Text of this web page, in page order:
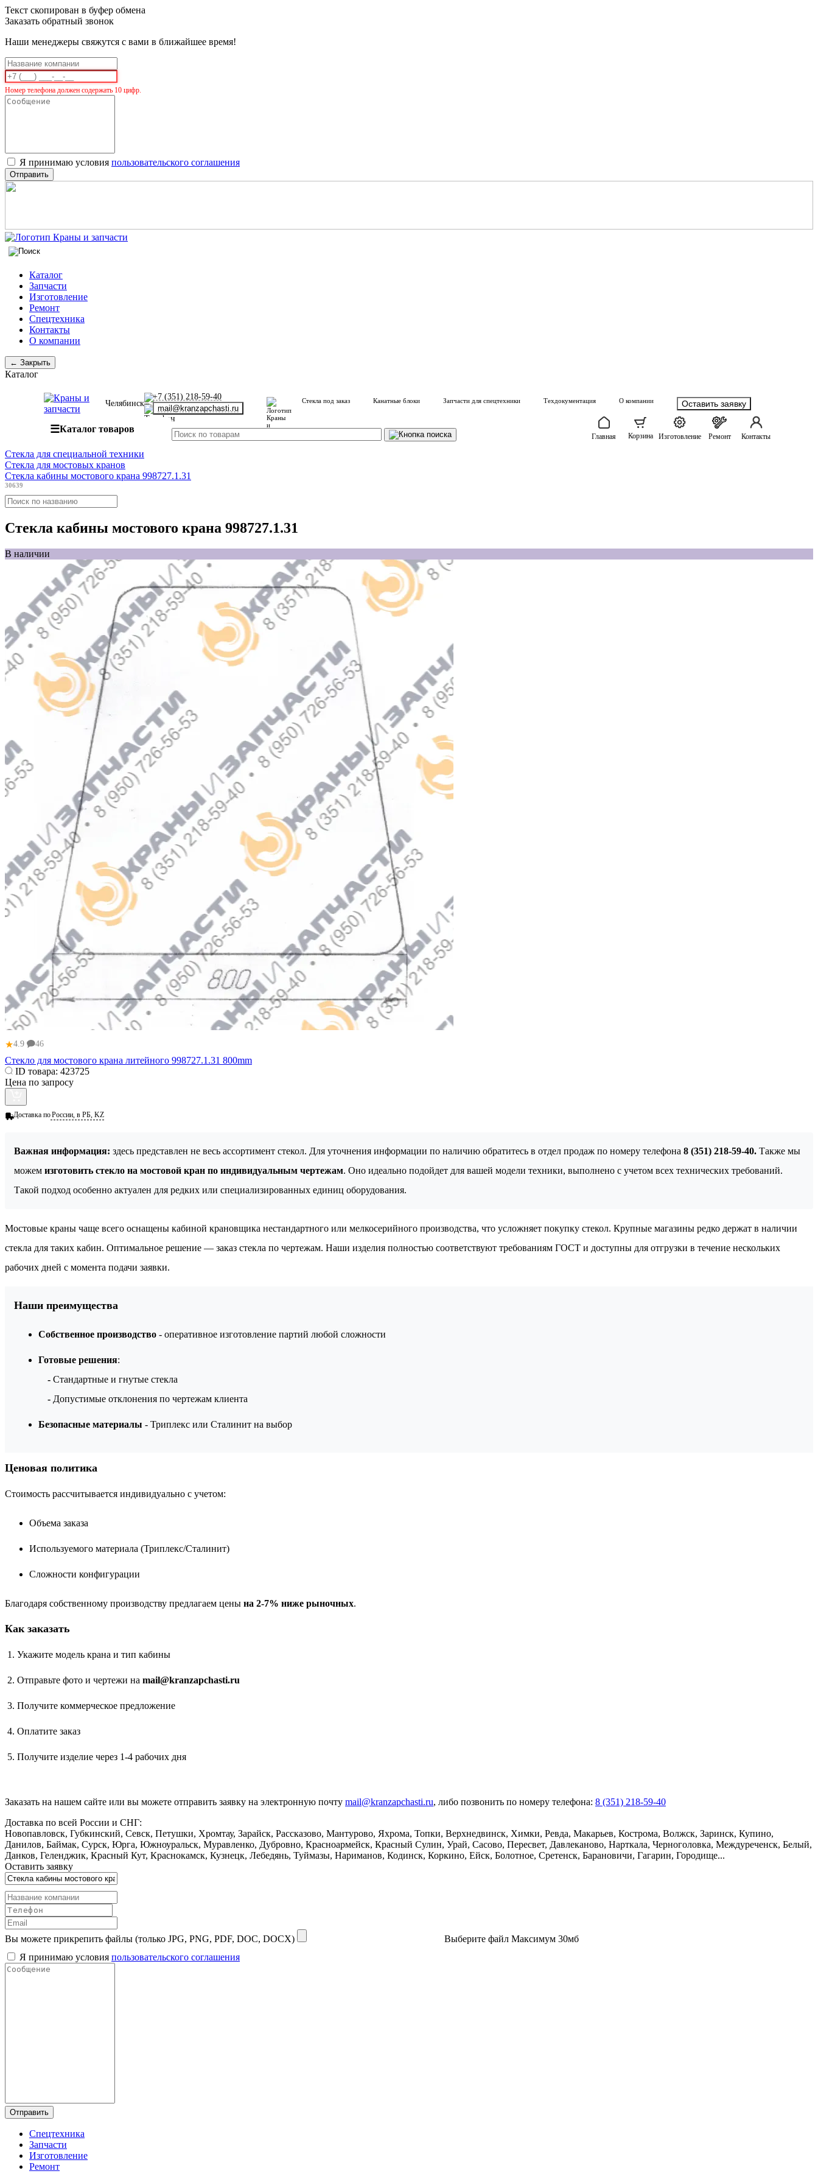
Текст скопирован в буфер обмена
Заказать обратный звонок
Наши менеджеры свяжутся с вами в ближайшее время!
Номер телефона должен содержать 10 цифр.
Я принимаю условия пользовательского соглашения
Отправить
Каталог
Запчасти
Изготовление
Ремонт
Спецтехника
Контакты
О компании
← Закрыть
Каталог
Челябинск
+7 (351) 218-59-40
mail@kranzapchasti.ru
Стекла под заказ Канатные блоки Запчасти для спецтехники Техдокументация О компании Оставить заявку
☰Каталог товаров
Главная Корзина Изготовление Ремонт Контакты
Стекла для специальной техники
Стекла для мостовых кранов
Стекла кабины мостового крана 998727.1.31
30639
Стекла кабины мостового крана 998727.1.31
В наличии
★4.9 46
Стекло для мостового крана литейного 998727.1.31 800mm
ID товара: 423725
Цена по запросу
Доставка поРоссии, в РБ, KZ
Важная информация: здесь представлен не весь ассортимент стекол. Для уточнения информации по наличию обратитесь в отдел продаж по номеру телефона 8 (351) 218-59-40. Также мы
можем изготовить стекло на мостовой кран по индивидуальным чертежам. Оно идеально подойдет для вашей модели техники, выполнено с учетом всех технических требований.
Такой подход особенно актуален для редких или специализированных единиц оборудования.
Мостовые краны чаще всего оснащены кабиной крановщика нестандартного или мелкосерийного производства, что усложняет покупку стекол. Крупные магазины редко держат в наличии
стекла для таких кабин. Оптимальное решение — заказ стекла по чертежам. Наши изделия полностью соответствуют требованиям ГОСТ и доступны для отгрузки в течение нескольких
рабочих дней с момента подачи заявки.
Наши преимущества
Собственное производство - оперативное изготовление партий любой сложности
Готовые решения:
- Стандартные и гнутые стекла
- Допустимые отклонения по чертежам клиента
Безопасные материалы - Триплекс или Сталинит на выбор
Ценовая политика
Стоимость рассчитывается индивидуально с учетом:
Объема заказа
Используемого материала (Триплекс/Сталинит)
Сложности конфигурации
Благодаря собственному производству предлагаем цены на 2-7% ниже рыночных.
Как заказать
Укажите модель крана и тип кабины
Отправьте фото и чертежи на mail@kranzapchasti.ru
Получите коммерческое предложение
Оплатите заказ
Получите изделие через 1-4 рабочих дня
Заказать на нашем сайте или вы можете отправить заявку на электронную почту mail@kranzapchasti.ru, либо позвонить по номеру телефона: 8 (351) 218-59-40
Доставка по всей России и СНГ:
Новопавловск, Губкинский, Севск, Петушки, Хромтау, Зарайск, Рассказово, Мантурово, Яхрома, Топки, Верхнедвинск, Химки, Ревда, Макарьев, Кострома, Волжск, Заринск, Купино,
Данилов, Баймак, Сурск, Юрга, Южноуральск, Муравленко, Дубровно, Красноармейск, Красный Сулин, Урай, Сасово, Пересвет, Давлеканово, Нарткала, Черноголовка, Междуреченск, Белый,
Данков, Геленджик, Красный Кут, Краснокамск, Кузнецк, Лебедянь, Туймазы, Нариманов, Кодинск, Коркино, Ейск, Болотное, Сретенск, Барановичи, Гагарин, Городище...
Оставить заявку
Вы можете прикрепить файлы (только JPG, PNG, PDF, DOC, DOCX) Выберите файл Максимум 30мб
Я принимаю условия пользовательского соглашения
Отправить
Спецтехника
Запчасти
Изготовление
Ремонт